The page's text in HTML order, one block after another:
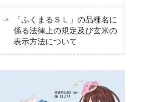
「ふくまるＳＬ」の品種名に
係る法律上の規定及び玄米の
表示方法について